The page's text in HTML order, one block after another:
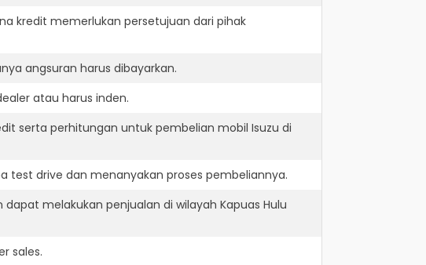
kredit memerlukan persetujuan dari pihak
angsuran harus dibayarkan.
atau harus inden.
serta perhitungan untuk pembelian mobil Isuzu di
test drive dan menanyakan proses pembeliannya.
melakukan penjualan di wilayah Kapuas Hulu
sales.